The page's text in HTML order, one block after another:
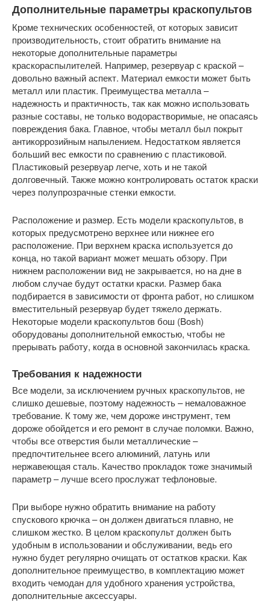
Дополнительные параметры краскопультов
Кроме технических особенностей, от которых зависит
производительность, стоит обратить внимание на
некоторые дополнительные параметры
краскораспылителей. Например, резервуар с краской –
довольно важный аспект. Материал емкости может быть
металл или пластик. Преимущества металла –
надежность и практичность, так как можно использовать
разные составы, не только водорастворимые, не опасаясь
повреждения бака. Главное, чтобы металл был покрыт
антикоррозийным напылением. Недостатком является
больший вес емкости по сравнению с пластиковой.
Пластиковый резервуар легче, хоть и не такой
долговечный. Также можно контролировать остаток краски
через полупрозрачные стенки емкости.
Расположение и размер. Есть модели краскопультов, в
которых предусмотрено верхнее или нижнее его
расположение. При верхнем краска используется до
конца, но такой вариант может мешать обзору. При
нижнем расположении вид не закрывается, но на дне в
любом случае будут остатки краски. Размер бака
подбирается в зависимости от фронта работ, но слишком
вместительный резервуар будет тяжело держать.
Некоторые модели краскопультов бош (Bosh)
оборудованы дополнительной емкостью, чтобы не
прерывать работу, когда в основной закончилась краска.
Требования к надежности
Все модели, за исключением ручных краскопультов, не
слишко дешевые, поэтому надежность – немаловажное
требование. К тому же, чем дороже инструмент, тем
дороже обойдется и его ремонт в случае поломки. Важно,
чтобы все отверстия были металлические –
предпочтительнее всего алюминий, латунь или
нержавеющая сталь. Качество прокладок тоже значимый
параметр – лучше всего прослужат тефлоновые.
При выборе нужно обратить внимание на работу
спускового крючка – он должен двигаться плавно, не
слишком жестко. В целом краскопульт должен быть
удобным в использовании и обслуживании, ведь его
нужно будет регулярно очищать от остатков краски. Как
дополнительное преимущество, в комплектацию может
входить чемодан для удобного хранения устройства,
дополнительные аксессуары.